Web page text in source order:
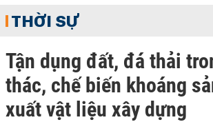
THỜI SỰ
Tận dụng đất, đá thải
thác, chế biến khoáng
xuất vật liệu xây dựng